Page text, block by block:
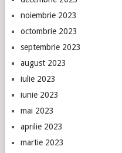
noiembrie 2023
octombrie 2023
septembrie 2023
august 2023
iulie 2023
iunie 2023
mai 2023
aprilie 2023
martie 2023